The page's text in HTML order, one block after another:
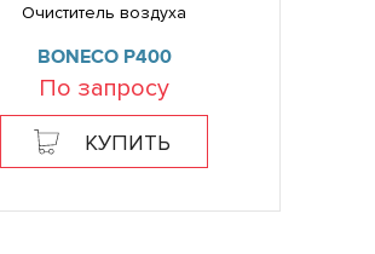
Очиститель воздуха
BONECO P400
По запросу
КУПИТЬ